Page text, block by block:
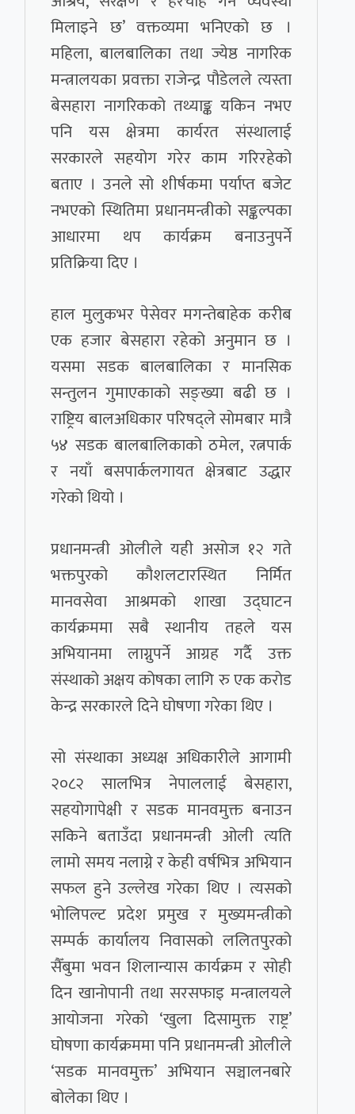
मिलाइने छ’ वक्तव्यमा भनिएको छ ।
महिला, बालबालिका तथा ज्येष्ठ नागरिक
मन्त्रालयका प्रवक्ता राजेन्द्र पौडेलले त्यस्ता
बेसहारा नागरिकको तथ्याङ्क यकिन नभए
पनि यस क्षेत्रमा कार्यरत संस्थालाई
सरकारले सहयोग गरेर काम गरिरहेको
बताए । उनले सो शीर्षकमा पर्याप्त बजेट
नभएको स्थितिमा प्रधानमन्त्रीको सङ्कल्पका
आधारमा थप कार्यक्रम बनाउनुपर्ने
प्रतिक्रिया दिए ।
हाल मुलुकभर पेसेवर मगन्तेबाहेक करीब
एक हजार बेसहारा रहेको अनुमान छ ।
यसमा सडक बालबालिका र मानसिक
सन्तुलन गुमाएकाको सङ्ख्या बढी छ ।
राष्ट्रिय बालअधिकार परिषद्ले सोमबार मात्रै
५४ सडक बालबालिकाको ठमेल, रत्नपार्क
र नयाँ बसपार्कलगायत क्षेत्रबाट उद्धार
गरेको थियो ।
प्रधानमन्त्री ओलीले यही असोज १२ गते
भक्तपुरको कौशलटारस्थित निर्मित
मानवसेवा आश्रमको शाखा उद्घाटन
कार्यक्रममा सबै स्थानीय तहले यस
अभियानमा लाग्नुपर्ने आग्रह गर्दै उक्त
संस्थाको अक्षय कोषका लागि रु एक करोड
केन्द्र सरकारले दिने घोषणा गरेका थिए ।
सो संस्थाका अध्यक्ष अधिकारीले आगामी
२०८२ सालभित्र नेपाललाई बेसहारा,
सहयोगापेक्षी र सडक मानवमुक्त बनाउन
सकिने बताउँदा प्रधानमन्त्री ओली त्यति
लामो समय नलाग्ने र केही वर्षभित्र अभियान
सफल हुने उल्लेख गरेका थिए । त्यसको
भोलिपल्ट प्रदेश प्रमुख र मुख्यमन्त्रीको
सम्पर्क कार्यालय निवासको ललितपुरको
सैँबुमा भवन शिलान्यास कार्यक्रम र सोही
दिन खानोपानी तथा सरसफाइ मन्त्रालयले
आयोजना गरेको ‘खुला दिसामुक्त राष्ट्र’
घोषणा कार्यक्रममा पनि प्रधानमन्त्री ओलीले
‘सडक मानवमुक्त’ अभियान सञ्चालनबारे
बोलेका थिए ।